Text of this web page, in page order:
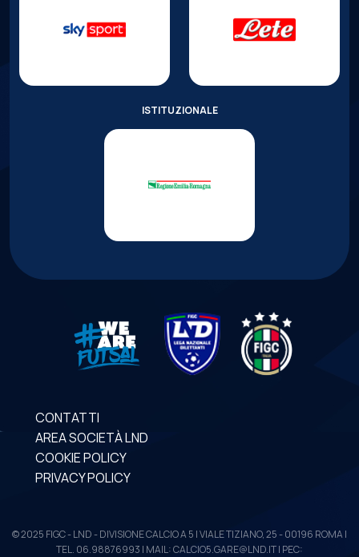
ISTITUZIONALE
CONTATTI
AREA SOCIETÀ LND
COOKIE POLICY
PRIVACY POLICY
© 2025 FIGC - LND - DIVISIONE CALCIO A 5 | VIALE TIZIANO, 25 - 00196 ROMA |
TEL. 06.98876993 | MAIL: CALCIO5.GARE@LND.IT | PEC: